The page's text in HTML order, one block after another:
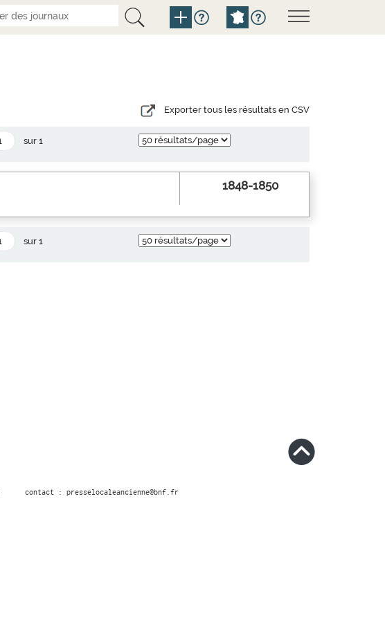
Exporter tous les résultats en CSV
sur 1
1848-1850
sur 1
contact : presselocaleancienne@bnf.fr